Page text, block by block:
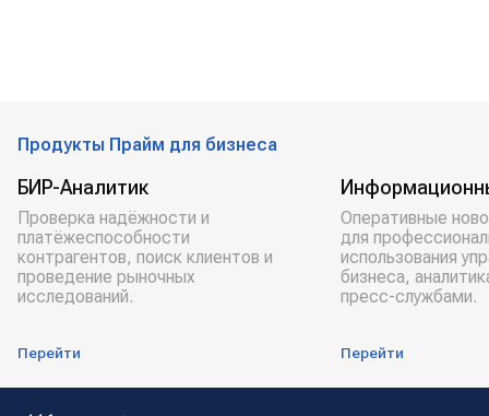
Продукты Прайм для бизнеса
БИР-Аналитик
Проверка надёжности и
платёжеспособности
контрагентов, поиск клиентов и
проведение рыночных
исследований.
Перейти
Оперативные
для
использования
бизнеса,
пресс-службами.
Перейти